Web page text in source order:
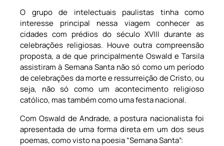
O grupo de intelectuais paulistas tinha como
interesse principal nessa viagem conhecer as
cidades com prédios do século XVIII durante as
celebrações religiosas. Houve outra compreensão
proposta, a de que principalmente Oswald e Tarsila
assistiram à Semana Santa não só como um período
de celebrações da morte e ressurreição de Cristo, ou
seja, não só como um acontecimento religioso
católico, mas também como uma festa nacional.
Com Oswald de Andrade, a postura nacionalista foi
apresentada de uma forma direta em um dos seus
poemas, como visto na poesia “Semana Santa”: